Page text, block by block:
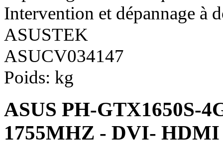
Intervention et dépannage à
ASUSTEK
ASUCV034147
Poids: kg
ASUS PH-GTX1650S-
1755MHZ - DVI- HDMI